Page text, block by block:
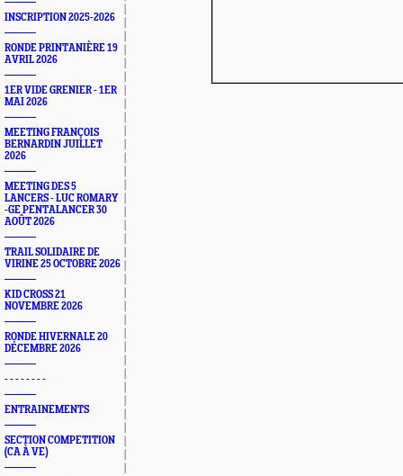
INSCRIPTION 2025-2026
RONDE PRINTANIÈRE 19
AVRIL 2026
1ER VIDE GRENIER - 1ER
MAI 2026
MEETING FRANÇOIS
BERNARDIN JUILLET
2026
MEETING DES 5
LANCERS - LUC ROMARY
-GE PENTALANCER 30
AOÛT 2026
TRAIL SOLIDAIRE DE
VIRINE 25 OCTOBRE 2026
KID CROSS 21
NOVEMBRE 2026
RONDE HIVERNALE 20
DÉCEMBRE 2026
- - - - - - - -
ENTRAINEMENTS
SECTION COMPETITION
(CA À VE)